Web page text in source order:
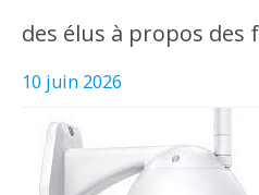
des élus à propos des
10 juin 2026